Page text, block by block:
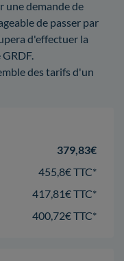
une demande de
de passer par
d'effectuer la
des tarifs d'un
379,83€
455,8€ TTC*
417,81€ TTC*
400,72€ TTC*